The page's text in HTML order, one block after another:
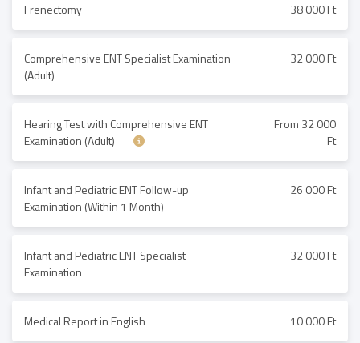
Frenectomy 38 000 Ft
Comprehensive ENT Specialist Examination
(Adult)
32 000 Ft
Hearing Test with Comprehensive ENT
Examination (Adult)
From 32 000
Ft
Infant and Pediatric ENT Follow-up
Examination (Within 1 Month)
26 000 Ft
Infant and Pediatric ENT Specialist
Examination
32 000 Ft
Medical Report in English 10 000 Ft